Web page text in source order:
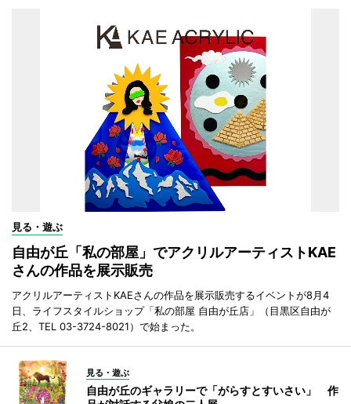
見る・遊ぶ
自由が丘「私の部屋」でアクリルアーティストKAE
さんの作品を展示販売
アクリルアーティストKAEさんの作品を展示販売するイベントが8月4
日、ライフスタイルショップ「私の部屋 自由が丘店」（目黒区自由が
丘2、TEL 03-3724-8021）で始まった。
見る・遊ぶ
自由が丘のギャラリーで「がらすとすいさい」 作